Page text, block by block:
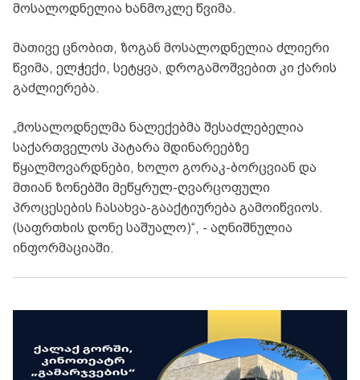
მოსალოდნელია ხანმოკლე წვიმა.
მათივე ცნობით, ზოგან მოსალოდნელია ძლიერი
წვიმა, ელჭექი, სეტყვა, დროგამოშვებით კი ქარის
გაძლიერება.
„მოსალოდნელმა ნალექებმა შესაძლებელია
საქართველოს პატარა მდინარეებზე
წყალმოვარდნები, ხოლო გორაკ-ბორცვიან და
მთიან ზონებში მეწყრულ-ღვარცოფული
პროცესების ჩასახვა-გააქტიურება გამოიწვიოს.
(საფრთხის დონე საშუალო)“, - აღნიშნულია
ინფორმაციაში.